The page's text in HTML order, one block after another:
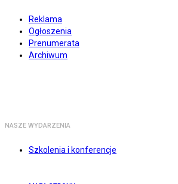
Reklama
Ogłoszenia
Prenumerata
Archiwum
NASZE WYDARZENIA
Szkolenia i konferencje